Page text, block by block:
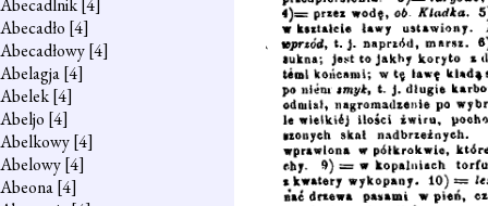
Abecadlnik[4]
Abecadło [4]
Abecadłowy[4]
Abelagja[4]
Abelek[4]
Abeljo [4]
Abelkowy[4]
Abelowy[4]
Abeona[4]